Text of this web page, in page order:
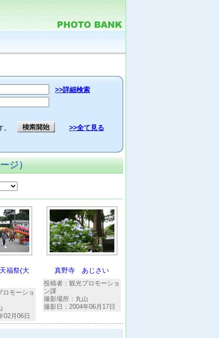
>>詳細検索
>>全て見る
ジ）
福祭(大
ロモーショ
02月06日
真野寺 あじさい
投稿者：観光プロモーショ
ン課
撮影場所：丸山
撮影日：2004年06月17日